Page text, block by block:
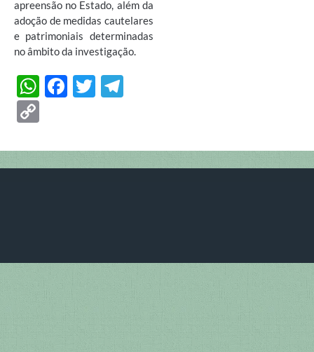
apreensão no Estado, além da
adoção de medidas cautelares
e patrimoniais determinadas
no âmbito da investigação.
W
s
A
F
b
o
T
er gr
a
p